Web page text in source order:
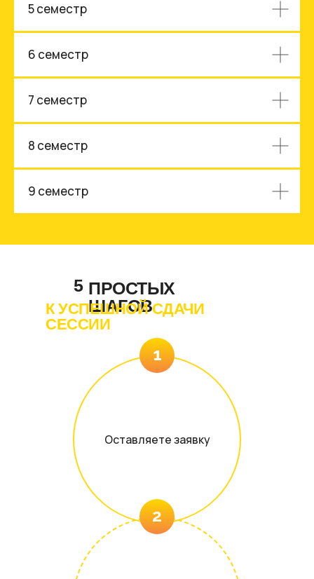
5 семестр
6 семестр
7 семестр
8 семестр
9 семестр
ПРОСТЫХ
ШАГОВ
К УСПЕШНОЙ СДАЧИ
СЕССИИ
1
2
Оставляете заявку
5